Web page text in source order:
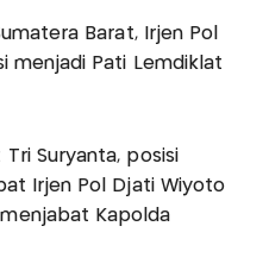
Barat, Irjen Pol
menjadi Pati Lemdiklat
Suryanta, posisi
Irjen Pol Djati Wiyoto
Kapolda